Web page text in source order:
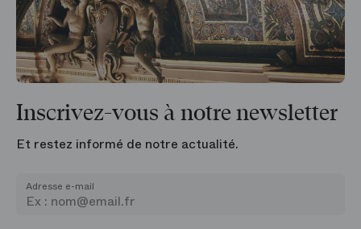
Inscrivez-vous à notre newsletter
Et restez informé de notre actualité.
Adresse e-mail